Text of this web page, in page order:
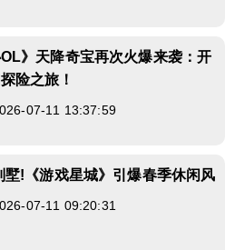
》天降奇宝再次火爆来袭：开
险之旅！
07-11 13:37:59
墅!《游戏星城》引爆春季休闲风
07-11 09:20:31